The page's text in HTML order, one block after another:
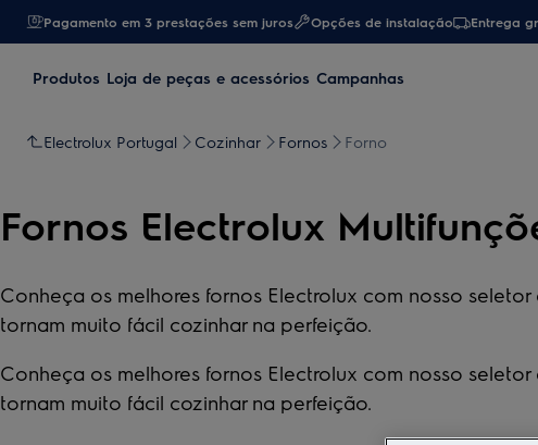
Pagamento em 3 prestações sem juros Opções de instalação Entrega
Produtos Loja de peças e acessórios Campanhas
Electrolux Portugal Cozinhar Fornos Forno
Fornos Electrolux
Conheça os melhores fornos Electrolux com nosso
tornam muito fácil cozinhar na perfeição.
Conheça os melhores fornos Electrolux com nosso
tornam muito fácil cozinhar na perfeição.